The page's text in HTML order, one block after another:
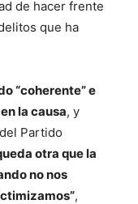
de hacer frente
que ha
“coherente” e
la causa, y
Partido
otra que la
no nos
,